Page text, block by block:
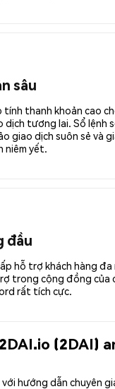
sâu
tính thanh khoản cao
dịch tương lai. Sổ lệnh
giao dịch suôn sẻ và
niêm yết.
đầu
hỗ trợ khách hàng đa
trong cộng đồng của
rất tích cực.
(2DAI)
với hướng dẫn chuyên